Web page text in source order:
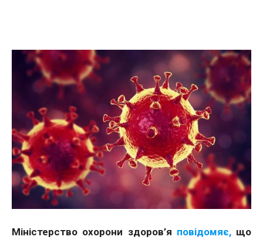
Міністерство охорони здоров’я повідомяє,що